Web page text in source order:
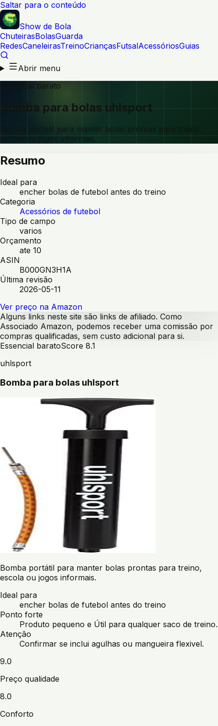
Saltar para o conteúdo
Show de Bola
ChuteirasBolasGuarda
RedesCaneleirasTreinoCriançasFutsalAcessóriosGuias
Abrir menu
Essencial barato
Bomba para bolas uhlsport
Bomba portátil para manter bolas prontas para treino,
escola ou jogos informais.
Resumo
Ideal para
encher bolas de futebol antes do treino
Categoria
Acessórios de futebol
Tipo de campo
varios
Orçamento
ate 10
ASIN
B000GN3H1A
Última revisão
2026-05-11
Ver preço na Amazon
Alguns links neste site são links de afiliado. Como
Associado Amazon, podemos receber uma comissão por
compras qualificadas, sem custo adicional para si.
Essencial baratoScore 8.1
uhlsport
Bomba para bolas uhlsport
Bomba portátil para manter bolas prontas para treino,
escola ou jogos informais.
Ideal para
encher bolas de futebol antes do treino
Ponto forte
Produto pequeno e Útil para qualquer saco de treino.
Atenção
Confirmar se inclui agulhas ou mangueira flexivel.
9.0
Preço qualidade
8.0
Conforto